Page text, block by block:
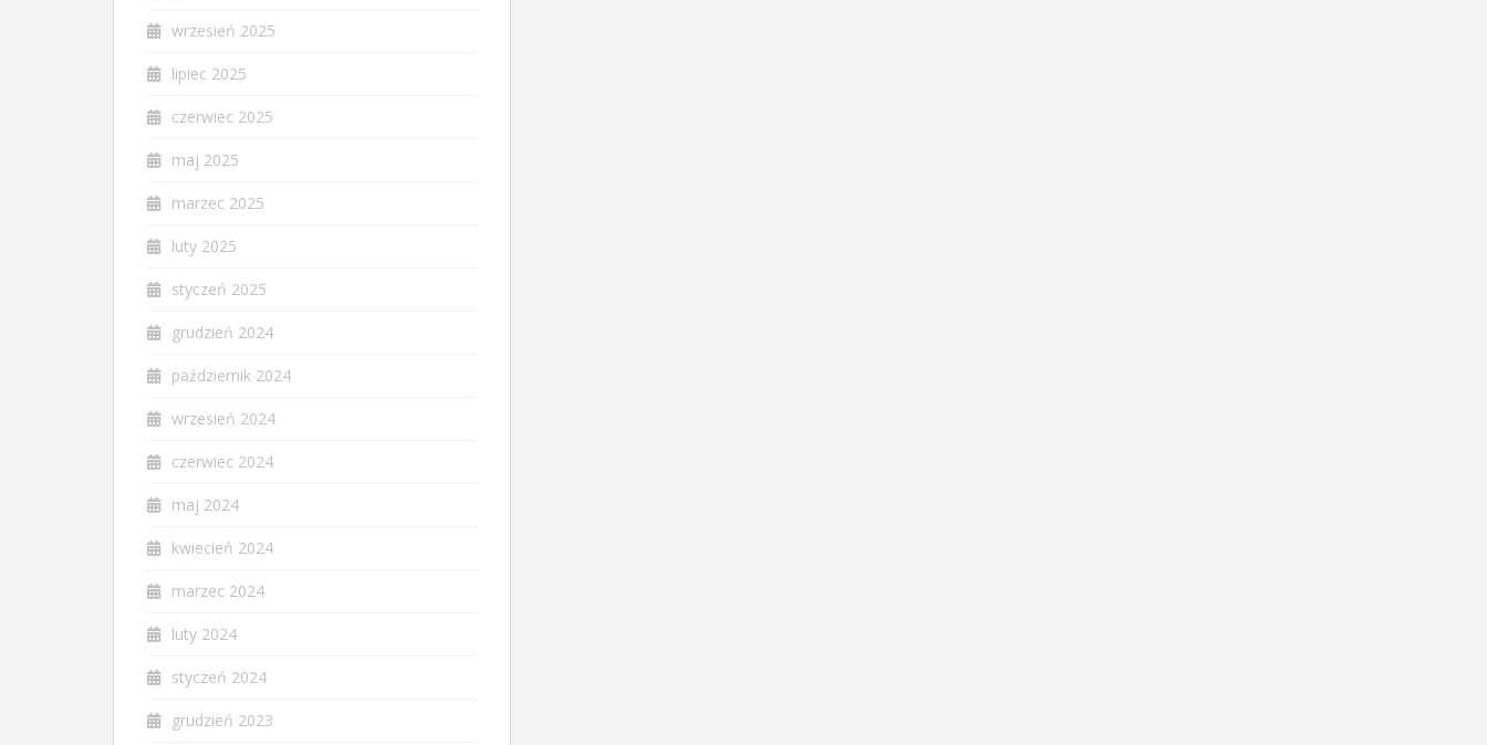
wrzesień 2025
lipiec 2025
czerwiec 2025
maj 2025
marzec 2025
luty 2025
styczeń 2025
grudzień 2024
październik 2024
wrzesień 2024
czerwiec 2024
maj 2024
kwiecień 2024
marzec 2024
luty 2024
styczeń 2024
grudzień 2023